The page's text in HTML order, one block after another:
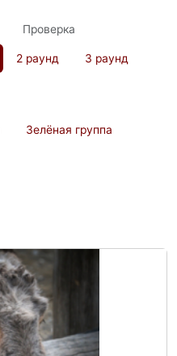
Проверка
2 раунд 3 раунд
Зелёная группа